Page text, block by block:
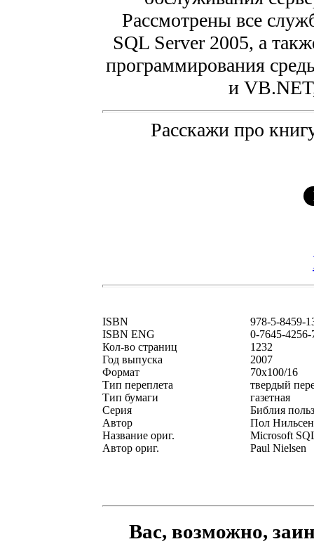
Рассмотрены все
SQL Server 2005, а
программирования
и
Расскажи про
ISBN
978-5-8459-
ISBN ENG
0-7645-4256-
Кол-во страниц
1232
Год выпуска
2007
Формат
70x100/16
Тип переплета
твердый
Тип бумаги
газетная
Серия
Библия
Автор
Пол Нильсен
Название ориг.
Microsoft
Автор ориг.
Paul Nielsen
Вас, возможно,